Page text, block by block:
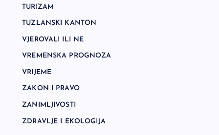
TURIZAM
TUZLANSKI KANTON
VJEROVALI ILI NE
VREMENSKA PROGNOZA
VRIJEME
ZAKON I PRAVO
ZANIMLJIVOSTI
ZDRAVLJE I EKOLOGIJA